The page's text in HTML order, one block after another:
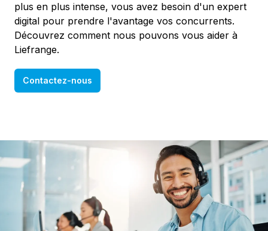
plus en plus intense, vous avez besoin d'un expert
digital pour prendre l'avantage vos concurrents.
Découvrez comment nous pouvons vous aider à
Liefrange.
Contactez-nous